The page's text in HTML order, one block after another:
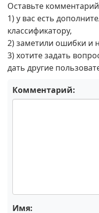
Оставьте
1) у вас есть
классификатору,
2) заметили ошибки и
3) хотите задать
дать другие
Комментарий:
Имя: